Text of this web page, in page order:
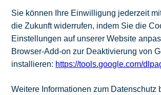
Sie können Ihre Einwilligung jederzeit
die Zukunft widerrufen, indem Sie die
Einstellungen auf unserer Website
Browser-Add-on zur Deaktivierung von
installieren: https://tools.google.com/
Weitere Informationen zum Datenschutz